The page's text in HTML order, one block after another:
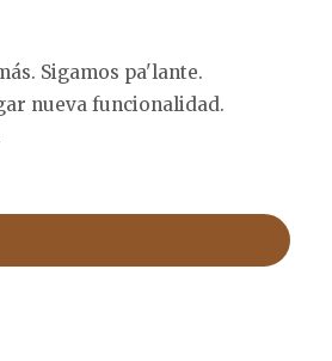
Sigamos pa'lante.
nueva funcionalidad.